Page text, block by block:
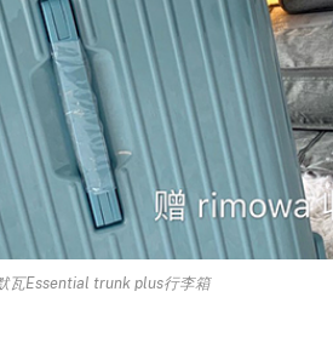
瓦Essential trunk plus行李箱